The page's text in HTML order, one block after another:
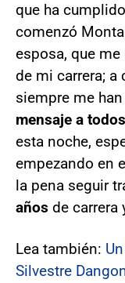
que ha
comenzó
esposa, que
de mi carrera; a
siempre me
mensaje a
esta noche,
empezando en
la pena seguir
años de carrera
Lea también:
Silvestre